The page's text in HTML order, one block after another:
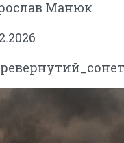
Манюк